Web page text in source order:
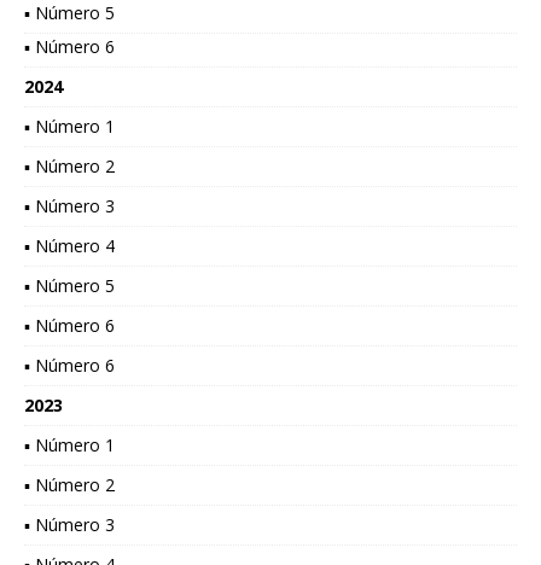
▪ Número 5
▪ Número 6
2024
▪ Número 1
▪ Número 2
▪ Número 3
▪ Número 4
▪ Número 5
▪ Número 6
▪ Número 6
2023
▪ Número 1
▪ Número 2
▪ Número 3